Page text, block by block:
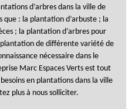
d’arbres dans la ville de
que : la plantation d’arbuste ; la
; la plantation d’arbres pour
de différente variété de
nécessaire dans le
Marc Espaces Verts est tout
en plantations dans la ville
plus à nous solliciter.